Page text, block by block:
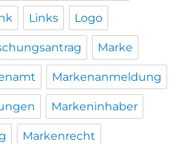
Links Logo
Marke
Markenanmeldung
Markeninhaber
Markenrecht